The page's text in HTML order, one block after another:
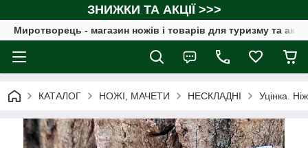
ЗНИЖКИ ТА АКЦІЇ >>>
Миротворець - магазин ножів і товарів для туризму та
КАТАЛОГ НОЖІ, МАЧЕТИ НЕСКЛАДНІ Уцінка.